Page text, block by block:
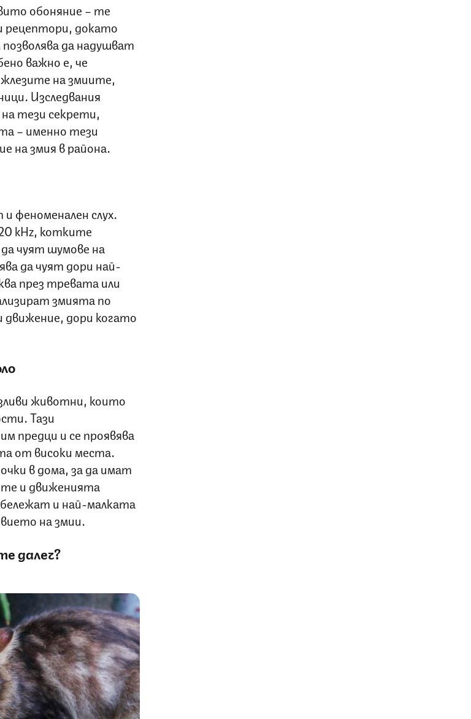
обоняние – те
рецептори, докато
да надушват
важно е, че
на змиите,
Изследвания
тези секрети,
– именно тези
на змия в района.
феноменален слух.
kHz, котките
чуят шумове на
да чуят дори най-
през тревата или
змията по
движение, дори когато
животни, които
Тази
предци и се проявява
от високи места.
в дома, за да имат
и движенията
и най-малката
на змии.
далеч?